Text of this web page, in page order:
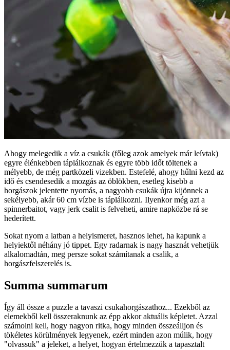
Ahogy melegedik a víz a csukák (főleg azok amelyek már leívtak)
egyre élénkebben táplálkoznak és egyre több időt töltenek a
mélyebb, de még partközeli vizekben. Estefelé, ahogy hűlni kezd az
idő és csendesedik a mozgás az öblökben, esetleg kisebb a
horgászok jelentette nyomás, a nagyobb csukák újra kijönnek a
sekélyebb, akár 60 cm vízbe is táplálkozni. Ilyenkor még azt a
spinnerbaitot, vagy jerk csalit is felveheti, amire napközbe rá se
hederített.
Sokat nyom a latban a helyismeret, hasznos lehet, ha kapunk a
helyiektől néhány jó tippet. Egy radarnak is nagy hasznát vehetjük
alkalomadtán, meg persze sokat számítanak a csalik, a
horgászfelszerelés is.
Summa summarum
Így áll össze a puzzle a tavaszi csukahorgászathoz... Ezekből az
elemekből kell összeraknunk az épp akkor aktuális képletet. Azzal
számolni kell, hogy nagyon ritka, hogy minden összeálljon és
tökéletes körülmények legyenek, ezért minden azon múlik, hogy
"olvassuk" a jeleket, a helyet, hogyan értelmezzük a tapasztalt